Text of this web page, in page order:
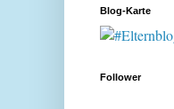
Blog-Karte
Follower